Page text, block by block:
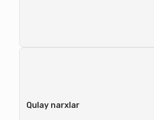
Qulay narxlar